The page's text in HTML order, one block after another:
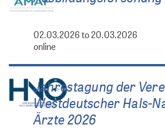
02.03.2026 to 20.03.2026
online
Jahrestagung der
Westdeutscher Hals-
Ärzte 2026